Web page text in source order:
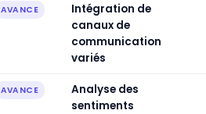
AVANCE
Intégration de
canaux de
communication
variés
AVANCE
Analyse des
sentiments